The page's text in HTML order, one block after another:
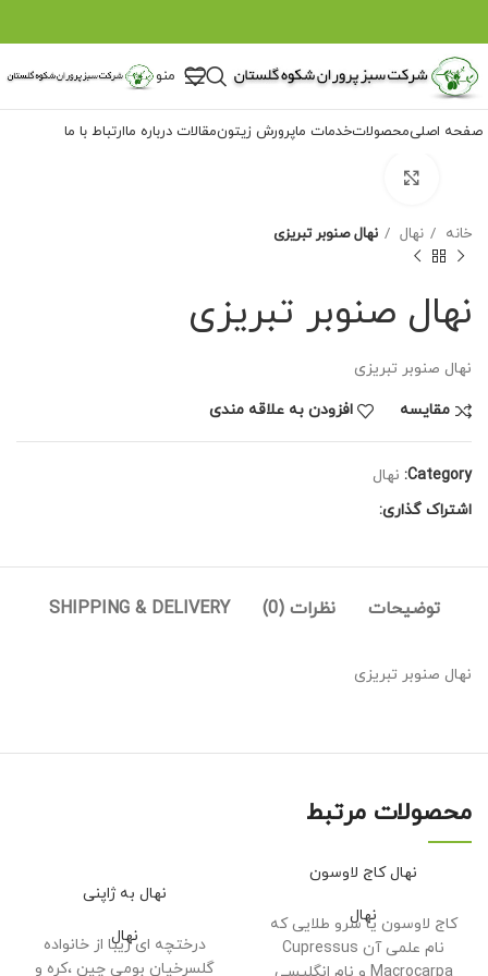
منو
صفحه اصلیمحصولاتخدمات ماپرورش زیتونمقالات درباره ماارتباط با ما
خانه نهال نهال صنوبر تبریزی
نهال صنوبر تبریزی
نهال صنوبر تبریزی
مقايسه افزودن به علاقه مندی
Category: نهال
اشتراک گذاری:
توضیحات نظرات (0) SHIPPING & DELIVERY
نهال صنوبر تبریزی
محصولات مرتبط
نهال کاج لاوسون
نهال
کاج لاوسون یا سرو طلایی که
نام علمی آن Cupressus
Macrocarpa و نام انگلیسی
نهال به ژاپنی
نهال
درختچه ای زیبا از خانواده
گلسرخیان بومی چین ،کره و